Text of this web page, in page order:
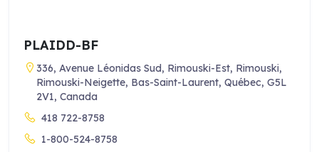
PLAIDD-BF
336, Avenue Léonidas Sud, Rimouski-Est, Rimouski,
Rimouski-Neigette, Bas-Saint-Laurent, Québec, G5L
2V1, Canada
418 722-8758
1-800-524-8758